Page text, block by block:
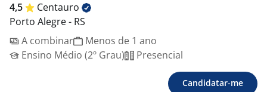
4,5
Centauro
Porto Alegre - RS
A combinar
Menos de 1 ano
Ensino Médio (2º Grau)
Presencial
Candidatar-me